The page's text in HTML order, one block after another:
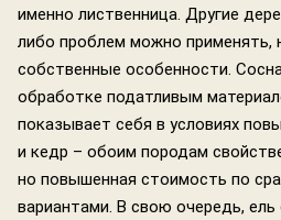
именно лиственница. Другие
либо проблем можно применять,
собственные особенности.
обработке податливым
показывает себя в условиях
и кедр – обоим породам
но повышенная стоимость по
вариантами. В свою очередь,